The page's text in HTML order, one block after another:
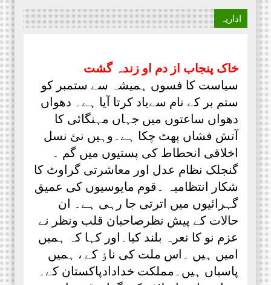
اداریہ
خاک پنجاب از دم او زندہ گشت
سیاست کا فسوں ہمیشہ سے ستمبر کو
ستم بر کے نام سےیاد کرتا آیا ہے۔ دھواں
دھواں ساعتوں میں جہاں مہنگائی کا
آتش فشاں پھٹ چکا ہے۔وہیں نئ نسل
اخلاقی انحطاط کی پستیوں میں گم ۔
گنجلک نظام عدل اور معاشرتی گراوٹ کا
شکار انتظامیہ ۔قوم مایوسیوں کی عمیق
گہرائیوں میں اترتی جا رہی ہے۔ ان
حالات کے پیش نظرصاحبان قلب ونظر نے
عزم نو کا نعرہ بلند کیا۔اور کہا کہ ہمیں
امیں ہیں ۔اس ملت کی ناٶ کے ، ہمیں
پاسباں ہیں۔مملکت خدادادپاکستان کے۔